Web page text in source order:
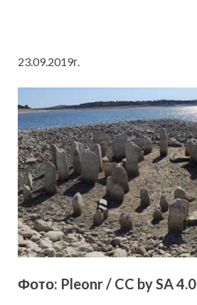
23.09.2019г.
Фото: Pleonr / CC by SA 4.0